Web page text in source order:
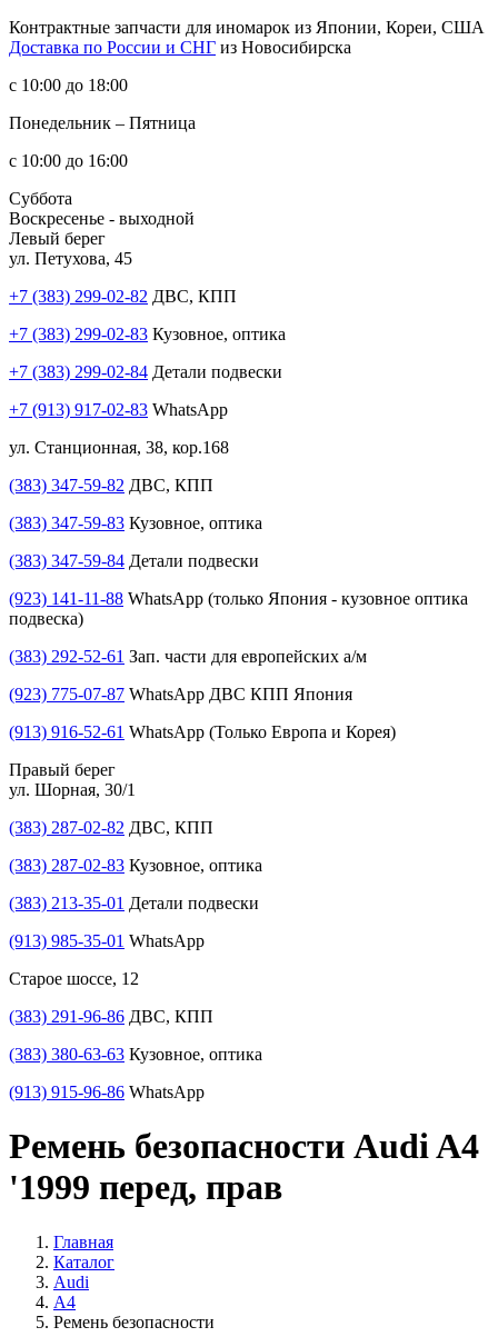
Контрактные запчасти для иномарок из Японии, Кореи, США
Доставка по России и СНГ из Новосибирска
с 10:00 до 18:00
Понедельник – Пятница
с 10:00 до 16:00
Суббота
Воскресенье - выходной
Левый берег
ул. Петухова, 45
+7 (383) 299-02-82 ДВС, КПП
+7 (383) 299-02-83 Кузовное, оптика
+7 (383) 299-02-84 Детали подвески
+7 (913) 917-02-83 WhatsApp
ул. Станционная, 38, кор.168
(383) 347-59-82 ДВС, КПП
(383) 347-59-83 Кузовное, оптика
(383) 347-59-84 Детали подвески
(923) 141-11-88 WhatsApp (только Япония - кузовное оптика
подвеска)
(383) 292-52-61 Зап. части для европейских а/м
(923) 775-07-87 WhatsApp ДВС КПП Япония
(913) 916-52-61 WhatsApp (Только Европа и Корея)
Правый берег
ул. Шорная, 30/1
(383) 287-02-82 ДВС, КПП
(383) 287-02-83 Кузовное, оптика
(383) 213-35-01 Детали подвески
(913) 985-35-01 WhatsApp
Старое шоссе, 12
(383) 291-96-86 ДВС, КПП
(383) 380-63-63 Кузовное, оптика
(913) 915-96-86 WhatsApp
Ремень безопасности Audi A4
'1999 перед, прав
Главная
Каталог
Audi
A4
Ремень безопасности